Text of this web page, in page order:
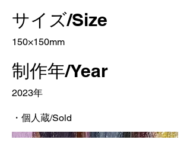
サイズ/Size
150×150mm
制作年/Year
2023年
・個人蔵/Sold